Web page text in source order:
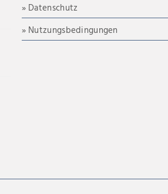
» Datenschutz
» Nutzungsbedingungen